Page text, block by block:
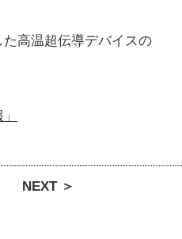
た高温超伝導デバイスの
NEXT ＞